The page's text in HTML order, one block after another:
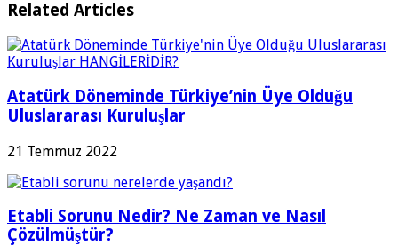
Related Articles
Atatürk Döneminde Türkiye’nin Üye Olduğu
Uluslararası Kuruluşlar
21 Temmuz 2022
Etabli Sorunu Nedir? Ne Zaman ve Nasıl
Çözülmüştür?